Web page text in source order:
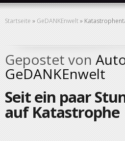
Startseite » GeDANKEnwelt»
Gepostet von
GeDANKEnwelt
Seit ein paar
auf Katastrophe